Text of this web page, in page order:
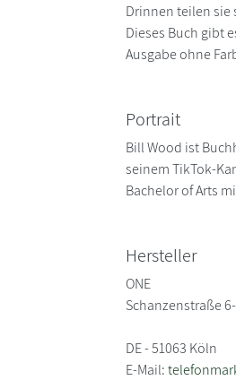
Drinnen teilen sie
Dieses Buch gibt
Ausgabe ohne
Portrait
Bill Wood ist
seinem TikTok-
Bachelor of Arts
Hersteller
ONE
Schanzenstraße
DE - 51063 Köln
E-Mail: